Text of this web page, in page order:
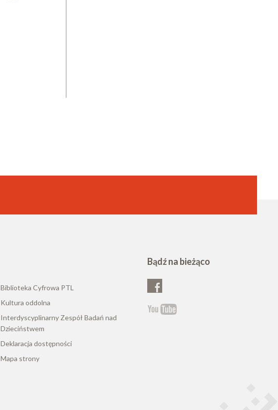
Biblioteka Cyfrowa PTL
Kultura oddolna
Interdyscyplinarny Zespół Badań nad
Dzieciństwem
Deklaracja dostępności
Mapa strony
Bądź na bieżąco